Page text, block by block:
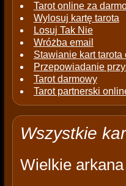
Tarot online za
Wylosuj kartę tarota
Losuj Tak Nie
Wróżba email
Stawianie kart tarota
Przepowiadanie
Tarot darmowy
Tarot partnerski
Wszystkie
Wielkie arkana